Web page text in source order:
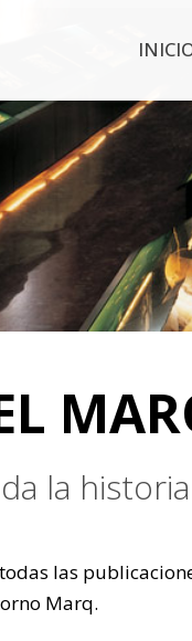
la
las
Marq.